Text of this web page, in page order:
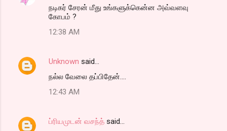
n
நடிகர் சேரன் மீது உங்களுக்கென்ன அவ்வளவு
கோபம் ?
12:38 AM
Unknown said…
நல்ல வேலை தப்பிதேன்....
12:43 AM
ப்ரியமுடன் வசந்த் said…